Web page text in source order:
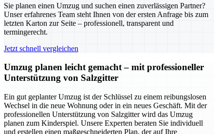
Sie planen einen Umzug und suchen einen zuverlässigen Partner?
Unser erfahrenes Team steht Ihnen von der ersten Anfrage bis zum
letzten Karton zur Seite – professionell, transparent und
termingerecht.
Jetzt schnell vergleichen
Umzug planen leicht gemacht – mit professioneller
Unterstützung von Salzgitter
Ein gut geplanter Umzug ist der Schlüssel zu einem reibungslosen
Wechsel in die neue Wohnung oder in ein neues Geschäft. Mit der
professionellen Unterstützung von Salzgitter wird das Umzug
planen zum Kinderspiel. Unsere Experten beraten Sie individuell
und erstellen einen maßgeschneiderten Plan, der auf Ihre